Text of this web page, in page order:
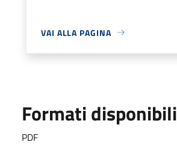
VAI ALLA PAGINA
Formati disponibili
PDF